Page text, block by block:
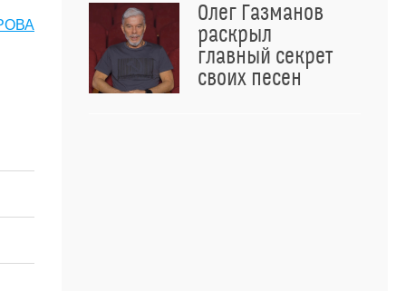
Олег Газманов
раскрыл
главный секрет
своих песен